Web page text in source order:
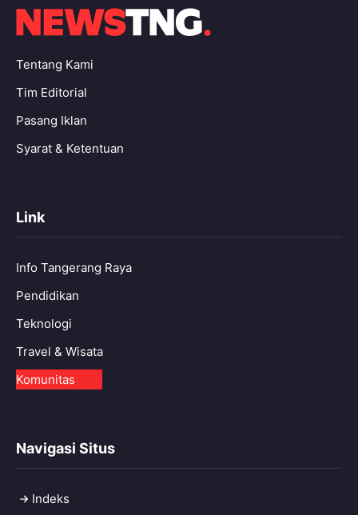
Tentang Kami
Tim Editorial
Pasang Iklan
Syarat & Ketentuan
Link
Info Tangerang Raya
Pendidikan
Teknologi
Travel & Wisata
Komunitas
Navigasi Situs
Indeks